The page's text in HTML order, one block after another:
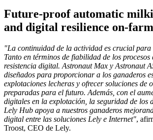
Future-proof automatic
and digital resilience on-farm
"La continuidad de la actividad es crucial para
Tanto en términos de fiabilidad de los procesos
resistencia digital. Astronaut Max y Astronaut
diseñados para proporcionar a los ganaderos
explotaciones lecheras y ofrecer soluciones de
preparadas para el futuro. Además, con el
digitales en la explotación, la seguridad de los
Lely Hub apoya a nuestros ganaderos
digital entre las soluciones Lely e Internet",
Troost, CEO de Lely.